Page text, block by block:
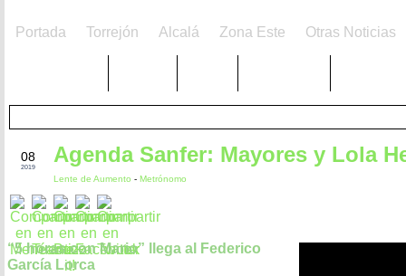
Portada Torrejón Alcalá Zona Este Otras Noticias
08
2019
Agenda Sanfer: Mayores y Lola
Lente de Aumento - Metrónomo
“5 horas con Mario” llega al Federico
García Lorca